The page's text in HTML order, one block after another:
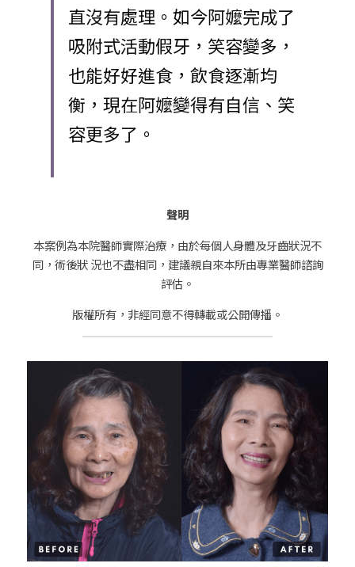
直沒有處理。如今阿嬤完成了
吸附式活動假牙，笑容變多，
也能好好進食，飲食逐漸均
衡，現在阿嬤變得有自信、笑
容更多了。
聲明
本案例為本院醫師實際治療，由於每個人身體及牙齒狀況不
同，術後狀 況也不盡相同，建議親自來本所由專業醫師諮詢
評估。
版權所有，非經同意不得轉載或公開傳播。